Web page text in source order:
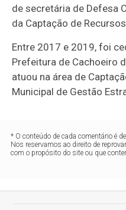
de secretária de Defesa
da Captação de
Entre 2017 e 2019, foi
Prefeitura de Cachoeiro
atuou na área de
Municipal de Gestão
* O conteúdo de cada comentário é
Nos reservamos ao direito de
com o propósito do site ou que